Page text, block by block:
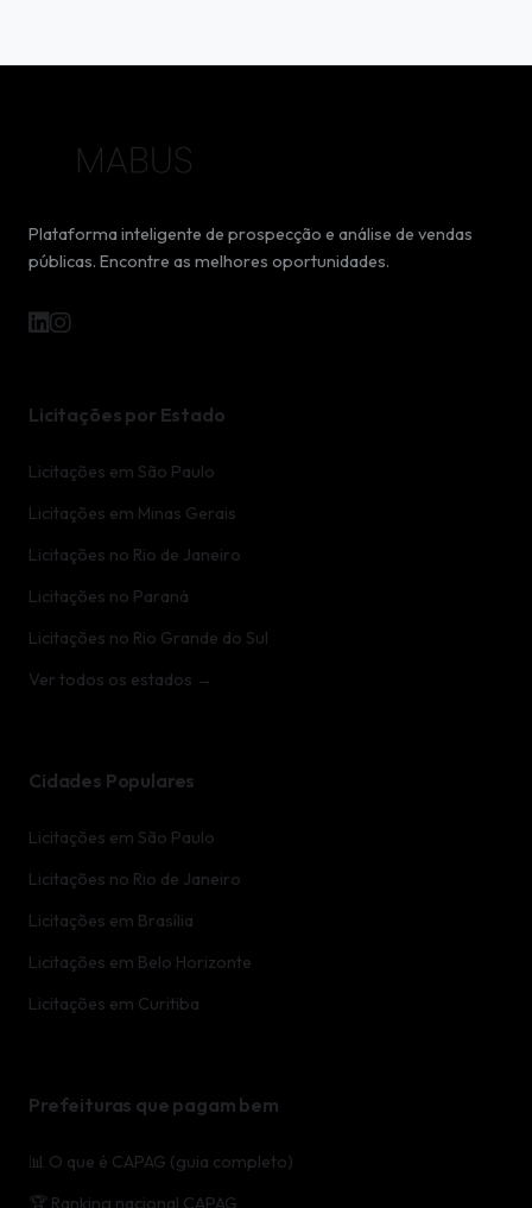
Plataforma inteligente de prospecção e análise de vendas
públicas. Encontre as melhores oportunidades.
Licitações por Estado
Licitações em São Paulo
Licitações em Minas Gerais
Licitações no Rio de Janeiro
Licitações no Paraná
Licitações no Rio Grande do Sul
Ver todos os estados →
Cidades Populares
Licitações em São Paulo
Licitações no Rio de Janeiro
Licitações em Brasília
Licitações em Belo Horizonte
Licitações em Curitiba
Prefeituras que pagam bem
📊 O que é CAPAG (guia completo)
🏆 Ranking nacional CAPAG